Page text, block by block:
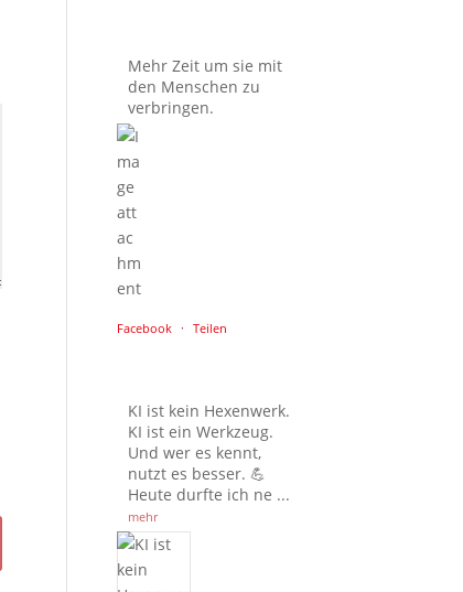
Mehr Zeit um sie mit
den Menschen zu
verbringen.
Facebook · Teilen
KI ist kein Hexenwerk.
KI ist ein Werkzeug.
Und wer es kennt,
nutzt es besser. 💪
Heute durfte ich ne ...
mehr